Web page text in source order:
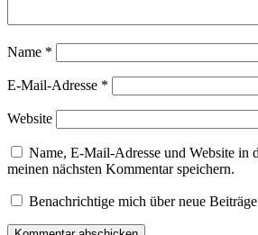
Name *
E-Mail-Adresse *
Website
Name, E-Mail-Adresse und Website in
meinen nächsten Kommentar speichern.
Benachrichtige mich über neue